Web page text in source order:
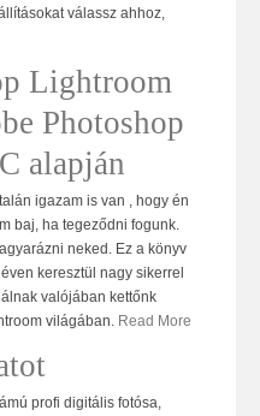
válassz ahhoz,
Lightroom
Photoshop
alapján
igazam is van , hogy én
baj, ha tegeződni fogunk.
neked. Ez a könyv
keresztül nagy sikerrel
valójában kettőnk
világában. Read More
profi digitális fotósa,